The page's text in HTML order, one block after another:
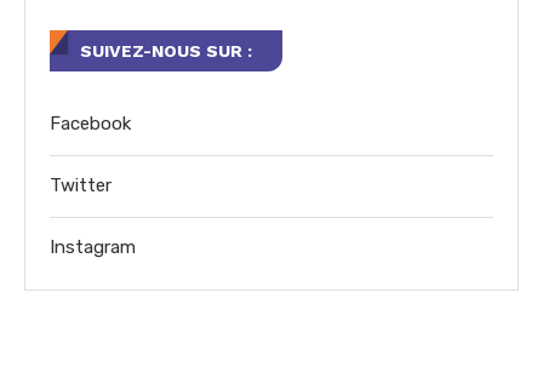
SUIVEZ-NOUS SUR :
Facebook
Twitter
Instagram